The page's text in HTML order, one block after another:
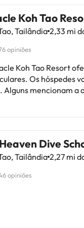
Koh Tao
Tailândia 2,33 mi
opiniões
Koh Tao Resort
Os hóspedes
Alguns mencionam a
a ser considerado
Dive
Tailândia 2,27 mi
opiniões